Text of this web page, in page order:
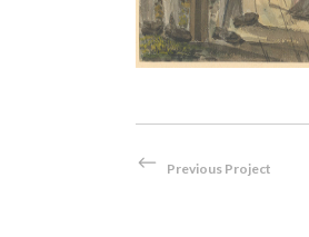
Previous Project